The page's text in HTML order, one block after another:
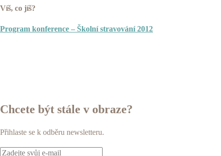
Víš, co jíš?
Program konference – Školní stravování 2012
Chcete být stále v obraze?
Přihlaste se k odběru newsletteru.